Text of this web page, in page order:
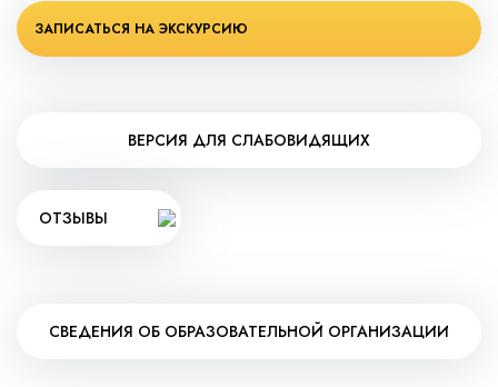
ЗАПИСАТЬСЯ НА ЭКСКУРСИЮ
ВЕРСИЯ ДЛЯ СЛАБОВИДЯЩИХ
ОТЗЫВЫ
СВЕДЕНИЯ ОБ ОБРАЗОВАТЕЛЬНОЙ ОРГАНИЗАЦИИ